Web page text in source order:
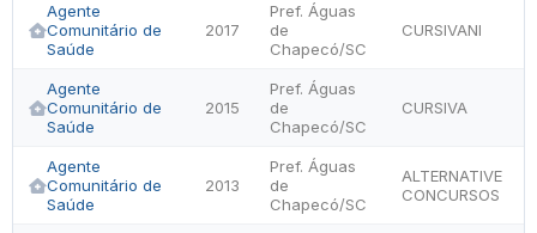
Agente
Comunitário de
Saúde
2017
Pref. Águas
de
Chapecó/SC
CURSIVANI
Agente
Comunitário de
Saúde
2015
Pref. Águas
de
Chapecó/SC
CURSIVA
Agente
Comunitário de
Saúde
2013
Pref. Águas
de
Chapecó/SC
ALTERNATIVE
CONCURSOS